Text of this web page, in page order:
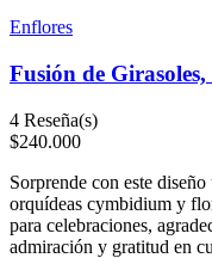
Enflores
Fusión de
4 Reseña(s)
$240.000
Sorprende con este
orquídeas cymbidium y
para celebraciones,
admiración y gratitud en